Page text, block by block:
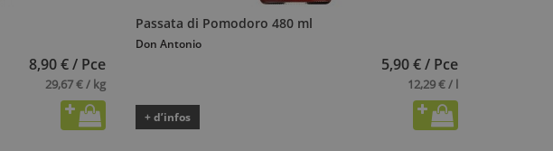
8,90 € / Pce
29,67 € / kg
Passata di Pomodoro 480 ml
Don Antonio
5,90 € / Pce
12,29 € / l
+ d’infos